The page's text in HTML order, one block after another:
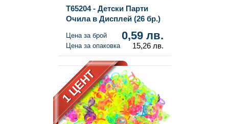
T65204 - Детски Парти
Очила в Дисплей (26 бр.)
Цена за брой 0,59 лв.
Цена за опаковка 15,26 лв.
1 ЦЕНТ